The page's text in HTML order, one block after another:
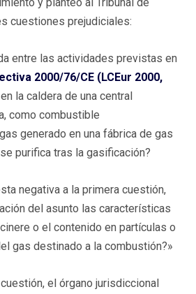
cuestiones prejudiciales:
entre las actividades previstas en
2000/76/CE (LCEur 2000,
la caldera de una central
como combustible
generado en una fábrica de gas
purifica tras la gasificación?
negativa a la primera cuestión,
del asunto las características
o el contenido en partículas o
gas destinado a la combustión?»
el órgano jurisdiccional